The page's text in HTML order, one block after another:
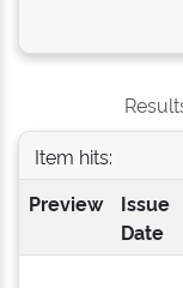
Item hits:
Preview
Issue
Date